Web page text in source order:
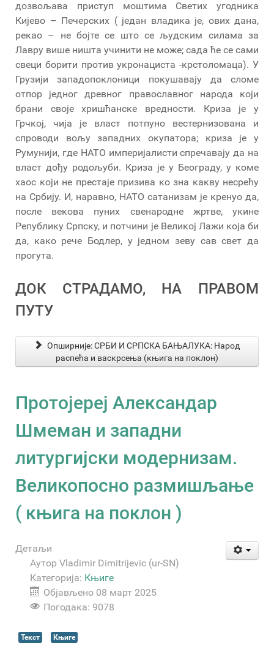
дозвољава приступ моштима Светих угодника
Кијево – Печерских ( један владика је, ових дана,
рекао – не бојте се што се људским силама за
Лавру више ништа учинити не може; сада ће се сами
свеци борити против укронациста -крстоломаца). У
Грузији западопоклоници покушавају да сломе
отпор једног древног православног народа који
брани своје хришћанске вредности. Криза је у
Грчкој, чија је власт потпуно вестернизована и
спроводи вољу западних окупатора; криза је у
Румунији, где НАТО империјалисти спречавају да на
власт дођу родољуби. Криза је у Београду, у коме
хаос који не престаје призива ко зна какву несрећу
на Србију. И, наравно, НАТО сатанизам је кренуо да,
после векова пуних свенародне жртве, укине
Републику Српску, и потчини је Великој Лажи која би
да, како рече Бодлер, у једном зеву сав свет да
прогута.
ДОК СТРАДАМО, НА ПРАВОМ
ПУТУ
Опширније: СРБИ И СРПСКА БАЊАЛУКА: Народ
распећа и васкрсења (књига на поклон)
Протојереј Александар
Шмеман и западни
литургијски модернизам.
Великопосно размишљање
( књига на поклон )
Детаљи
Аутор Vladimir Dimitrijevic (ur-SN)
Категорија: Књиге
Објављено 08 март 2025
Погодака: 9078
Текст Књиге